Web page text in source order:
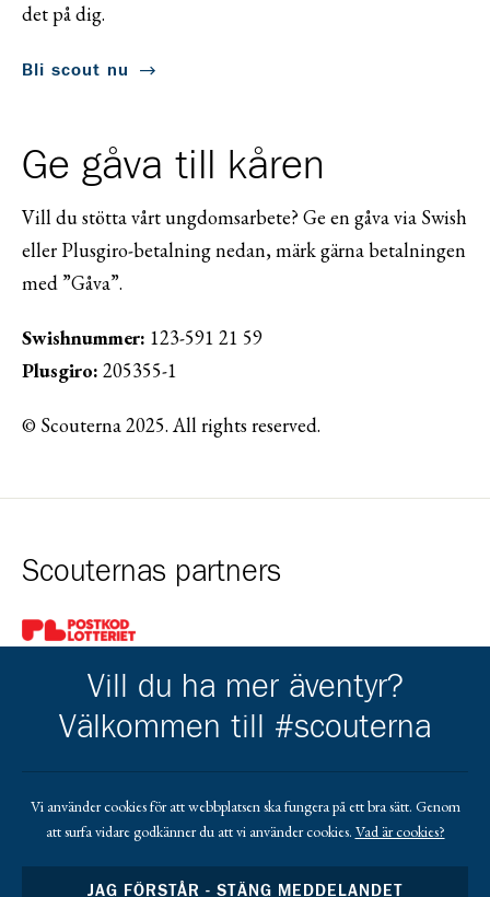
det på dig.
Bli scout nu
Ge gåva till kåren
Vill du stötta vårt ungdomsarbete? Ge en gåva via Swish
eller Plusgiro-betalning nedan, märk gärna betalningen
med ”Gåva”.
Swishnummer: 123-591 21 59
Plusgiro: 205355-1
© Scouterna 2025. All rights reserved.
Scouternas partners
Gå till pl_50
Gå till https://www.mera.se/Gå till https://www.lansforsakringar.se/
Gå till https://
Vill du ha mer äventyr?
Välkommen till #scouterna
Vi använder cookies för att webbplatsen ska fungera på ett bra sätt. Genom
att surfa vidare godkänner du att vi använder cookies. Vad är cookies?
JAG FÖRSTÅR - STÄNG MEDDELANDET